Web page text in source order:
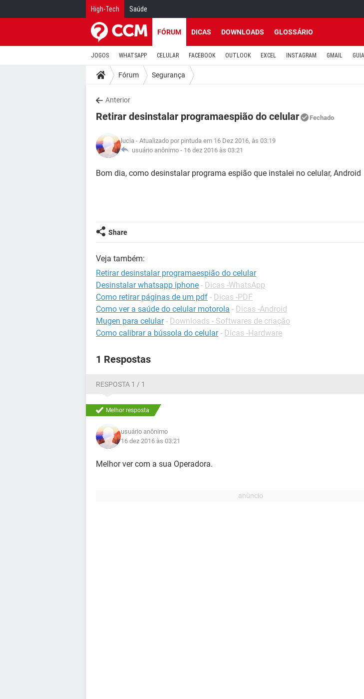
High-Tech Saúde
FÓRUM DICAS DOWNLOADS GLOSSÁRIO
JOGOS WHATSAPP CELULAR FACEBOOK OUTLOOK EXCEL INSTAGRAM GMAIL
Fórum Segurança
Anterior
Retirar desinstalar programaespião do celular Fechado
lucia - Atualizado por pintuda em 16 Dez 2016, às 03:19
usuário anônimo - 16 dez 2016 às 03:21
Bom dia, como desinstalar programa espião que instalei no celular, Android
Share
Veja também:
Retirar desinstalar programaespião do celular
Desinstalar whatsapp iphone - Dicas -WhatsApp
Como retirar páginas de um pdf - Dicas -PDF
Como ver a saúde do celular motorola - Dicas -Android
Mugen para celular - Downloads - Softwares de criação
Como calibrar a bússola do celular - Dicas -Hardware
1 Respostas
RESPOSTA 1 / 1
Melhor resposta
usuário anônimo
16 dez 2016 às 03:21
Melhor ver com a sua Operadora.